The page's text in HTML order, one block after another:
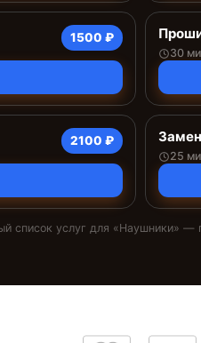
1500 ₽
30
2100 ₽
25
список услуг для «Наушники» —